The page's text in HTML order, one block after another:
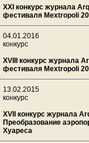
XXI конкурс журнала
фестиваля Mextropoli
04.01.2016
конкурс
XVIII конкурс журнала
фестиваля Mextropoli
13.02.2015
конкурс
XVII конкурс журнала
Преобразование
Хуареса